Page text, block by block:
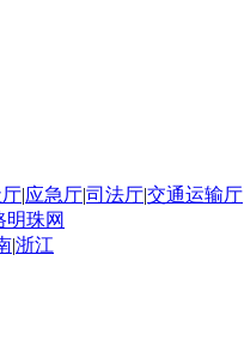
厅|应急厅|司法厅|交通运输厅
明珠网
|浙江